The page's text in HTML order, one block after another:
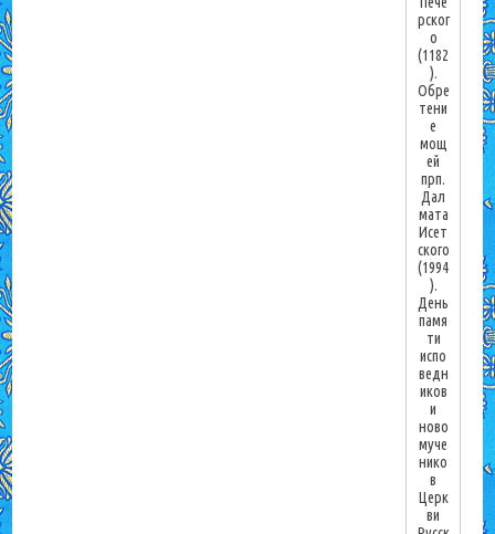
рског
о
(1182
).
Обре
тени
е
мощ
ей
прп.
Дал
мата
Исет
ского
(1994
).
День
памя
ти
испо
ведн
иков
и
ново
муче
нико
в
Церк
ви